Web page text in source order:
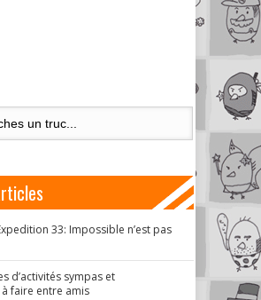
33: Impossible n’est pas
d’activités sympas et
faire entre amis